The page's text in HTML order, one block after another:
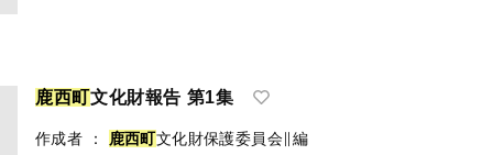
鹿西町文化財報告 第1集
作成者 ： 鹿西町文化財保護委員会∥編